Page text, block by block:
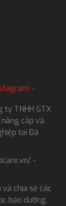
-
ty TNHH GTX
cấp và
tại Đà
-
chia sẻ các
bảo dưỡng,